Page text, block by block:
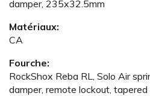
damper, 235x32.5mm
Matériaux:
CA
Fourche:
RockShox Reba RL, Solo Air
damper, remote lockout,